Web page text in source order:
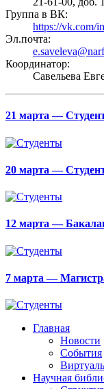
Группа в ВК:
https://vk.com/
Эл.почта:
Координатор:
Савельева
21 марта —
20 марта —
12 марта —
7 марта —
Главная
Новости
События
Научная